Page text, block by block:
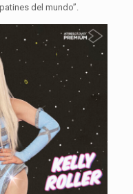
del mundo”.